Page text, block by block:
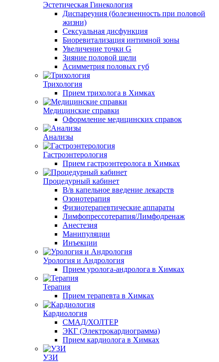
Эстетическая Гинекология
Диспареуния (болезненность при половой
жизни)
Сексуальная дисфункция
Биоревитализация интимной зоны
Увеличение точки G
Зияние половой щели
Асимметрия половых губ
Трихология
Прием трихолога в Химках
Медицинские справки
Оформление медицинских справок
Анализы
Гастроэнтерология
Прием гастроэнтеролога в Химках
Процедурный кабинет
В/в капельное введение лекарств
Озонотерапия
Физиотерапевтические аппараты
Лимфопрессотерапия/Лимфодренаж
Анестезия
Манипуляции
Инъекции
Урология и Андрология
Прием уролога-андролога в Химках
Терапия
Прием терапевта в Химках
Кардиология
СМАД/ХОЛТЕР
ЭКГ (Электрокардиограмма)
Прием кардиолога в Химках
УЗИ